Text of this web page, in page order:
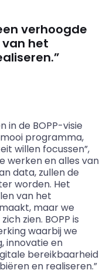
verhoogde
het
in de BOPP-visie
programma,
willen focussen”,
werken en alles van
data, zullen de
worden. Het
van het
maar we
zien. BOPP is
waarbij we
innovatie en
bereikbaarheid
en realiseren.”